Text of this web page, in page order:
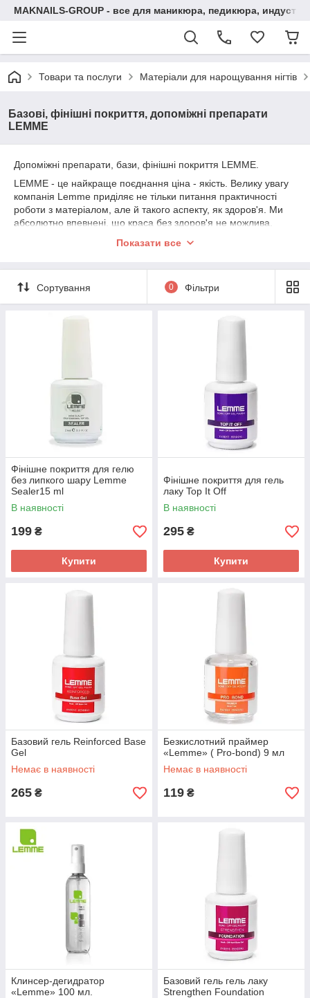
MAKNAILS-GROUP - все для маникюра, педикюра,
Товари та послуги Матеріали для нарощування нігтів
Базові, фінішні покриття, допоміжні препарати
LEMME
Допоміжні препарати, бази, фінішні покриття LEMME.
LEMME - це найкраще поєднання ціна - якість. Велику увагу
компанія Lemme приділяє не тільки питання практичності
роботи з матеріалом, але й такого аспекту, як здоров'я. Ми
абсолютно впевнені, що краса без здоров'я не можлива.
дибутилфталат. Абсолютно безпечні для нігтьової пластини і
Показати все
Сортування 0 Фільтри
Фінішне покриття для гелю
без липкого шару Lemme
Sealer15 ml
В наявності
199 ₴
Купити
Фінішне покриття для гель
лаку Top It Off
В наявності
295 ₴
Купити
Базовий гель Reinforced Base
Gel
Немає в наявності
265 ₴
Безкислотний праймер
«Lemme» ( Pro-bond) 9 мл
Немає в наявності
119 ₴
Клинсер-дегидратор
«Lemme» 100 мл.
Базовий гель гель лаку
Strengthen Foundation